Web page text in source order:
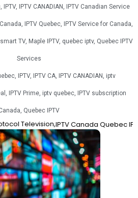
, IPTV, IPTV CANADIAN , IPTV Canadian Service
, IPTV Quebec, IPTV Service for Canada,
TV, Maple IPTV, quebec iptv, Quebec IPTV
Services
, IPTV, IPTV CA, IPTV CANADIAN , iptv
, IPTV Prime, iptv quebec, IPTV subscription
, Quebec IPTV
IPTV CanadaQuebec IPTVBest